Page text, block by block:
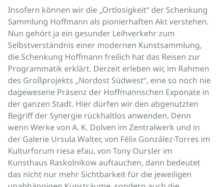
Insofern können wir die „Ortlosigkeit“ der Schenkung
Sammlung Hoffmann als pionierhaften Akt verstehen.
Nun gehört ja ein gesunder Leihverkehr zum
Selbstverständnis einer modernen Kunstsammlung,
die Schenkung Hoffmann freilich hat das Reisen zur
Programmatik erklärt. Derzeit erleben wir, im Rahmen
des Großprojekts „Nordost Südwest“, eine so noch nie
dagewesene Präsenz der Hoffmannschen Exponate in
der ganzen Stadt. Hier dürfen wir den abgenutzten
Begriff der Synergie rückhaltlos anwenden. Denn
wenn Werke von A. K. Dolven im Zentralwerk und in
der Galerie Ursula Walter, von Félix González-Torres im
Kulturforum riesa efau, von Tony Oursler im
Kunsthaus Raskolnikow auftauchen, dann bedeutet
das nicht nur mehr Sichtbarkeit für die jeweiligen